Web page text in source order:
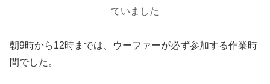
ていました
朝9時から12時までは、ウーファーが必ず参加する作業時
間でした。